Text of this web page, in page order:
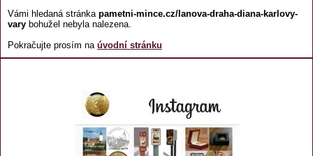
Vámi hledaná stránka pametni-mince.cz/lanova-draha-diana-karlovy-
vary bohužel nebyla nalezena.
Pokračujte prosím na úvodní stránku